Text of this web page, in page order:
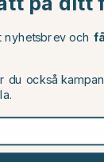
och
du också